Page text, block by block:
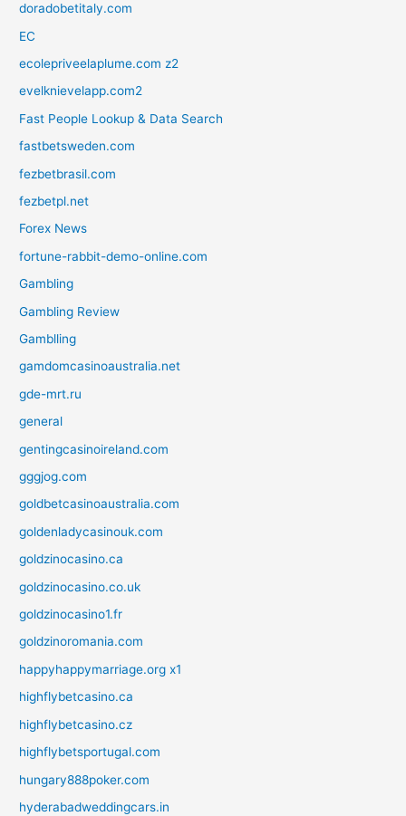
doradobetitaly.com
EC
ecolepriveelaplume.com z2
evelknievelapp.com2
Fast People Lookup & Data Search
fastbetsweden.com
fezbetbrasil.com
fezbetpl.net
Forex News
fortune-rabbit-demo-online.com
Gambling
Gambling Review
Gamblling
gamdomcasinoaustralia.net
gde-mrt.ru
general
gentingcasinoireland.com
gggjog.com
goldbetcasinoaustralia.com
goldenladycasinouk.com
goldzinocasino.ca
goldzinocasino.co.uk
goldzinocasino1.fr
goldzinoromania.com
happyhappymarriage.org x1
highflybetcasino.ca
highflybetcasino.cz
highflybetsportugal.com
hungary888poker.com
hyderabadweddingcars.in